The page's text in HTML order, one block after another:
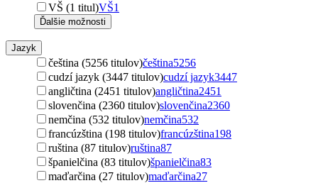
VŠ (1 titul)VŠ1
Ďalšie možnosti
Jazyk
čeština (5256 titulov)čeština5256
cudzí jazyk (3447 titulov)cudzí jazyk3447
angličtina (2451 titulov)angličtina2451
slovenčina (2360 titulov)slovenčina2360
nemčina (532 titulov)nemčina532
francúzština (198 titulov)francúzština198
ruština (87 titulov)ruština87
španielčina (83 titulov)španielčina83
maďarčina (27 titulov)maďarčina27